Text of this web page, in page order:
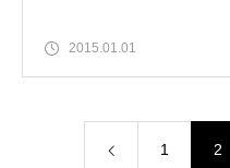
2015.01.01
1 2